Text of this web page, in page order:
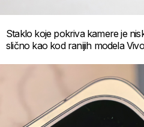
Staklo koje pokriva kamere je
slično kao kod ranijih modela